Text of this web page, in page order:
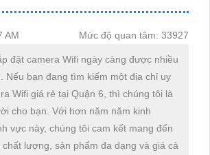
AM Mức độ quan tâm: 33927
đặt camera Wifi ngày càng được nhiều
Nếu bạn đang tìm kiếm một địa chỉ uy
Wifi giá rẻ tại Quận 6, thì chúng tôi là
cho bạn. Với hơn năm năm kinh
vực này, chúng tôi cam kết mang đến
lượng, sản phẩm đa dạng và giá cả